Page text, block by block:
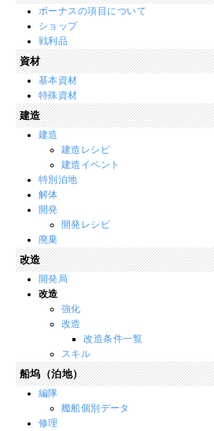
ボーナスの項目について
ショップ
戦利品
資材
基本資材
特殊資材
建造
建造
建造レシピ
建造イベント
特別泊地
解体
開発
開発レシピ
廃棄
改造
開発局
改造
強化
改造
改造条件一覧
スキル
船坞（泊地）
編隊
艦船個別データ
修理